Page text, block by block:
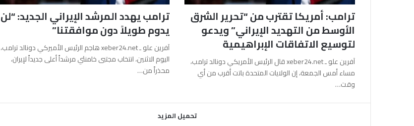
ترامب: أمريكا تقترب من “تحرير الشرق
الأوسط من التهديد الإيراني” ويدعو
لتوسيع الاتفاقات الإبراهيمية
آفرين علو ـ xeber24.net قال الرئيس الأمريكي دونالد ترامب،
مساء أمس الجمعة، إن الولايات المتحدة باتت أقرب من أي
وقت…
ترامب يهدد المرشد الإيراني الجديد: “لن
يدوم طويلاً دون موافقتنا”
آفرين علو ـ xeber24.net هاجم الرئيس الأميركي دونالد ترامب،
اليوم الاثنين، انتخاب مجتبى خامنئي مرشداً أعلى جديداً لإيران،
محذراً من…
تحميل المزيد